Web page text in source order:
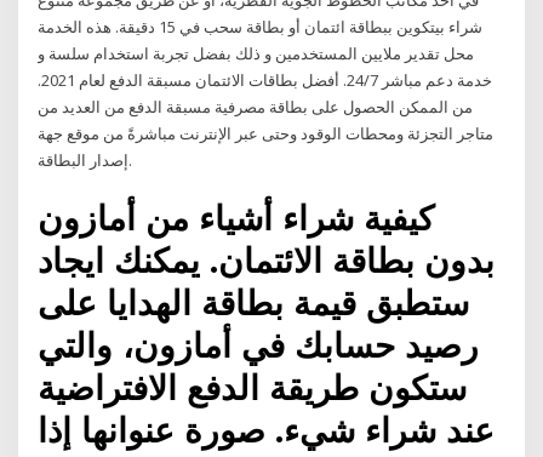
شراء بيتكوين ببطاقة ائتمان أو بطاقة سحب في 15 دقيقة. هذه الخدمة
محل تقدير ملايين المستخدمين و ذلك بفضل تجربة استخدام سلسة و
خدمة دعم مباشر 24/7. أفضل بطاقات الائتمان مسبقة الدفع لعام 2021.
من الممكن الحصول على بطاقة مصرفية مسبقة الدفع من العديد من
متاجر التجزئة ومحطات الوقود وحتى عبر الإنترنت مباشرةً من موقع جهة
إصدار البطاقة.
كيفية شراء أشياء من أمازون
بدون بطاقة الائتمان. يمكنك ايجاد
ستطبق قيمة بطاقة الهدايا على
رصيد حسابك في أمازون، والتي
ستكون طريقة الدفع الافتراضية
عند شراء شيء. صورة عنوانها إذا